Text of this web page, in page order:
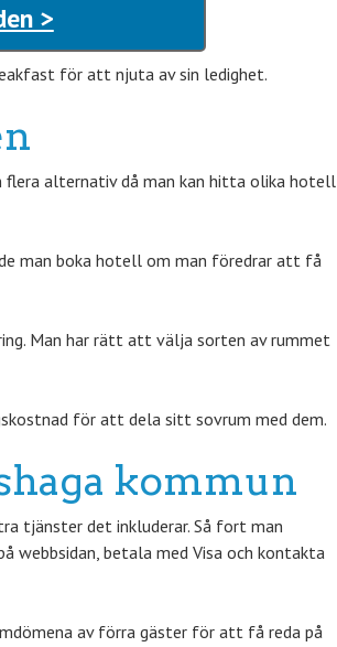
>
för att njuta av sin ledighet.
alternativ då man kan hitta olika hotell
man boka hotell om man föredrar att få
Man har rätt att välja sorten av rummet
för att dela sitt sovrum med dem.
kommun
tjänster det inkluderar. Så fort man
webbsidan, betala med Visa och kontakta
av förra gäster för att få reda på